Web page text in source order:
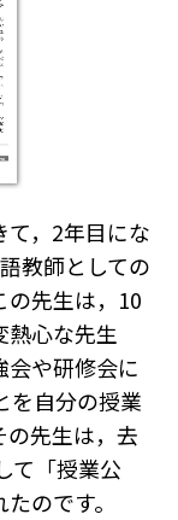
て，2年目にな
教師としての
の先生は，10
熱心な先生
会や研修会に
を自分の授業
の先生は，去
て「授業公
のです。